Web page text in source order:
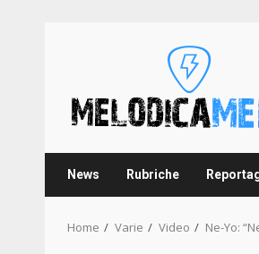
News Rubriche
Home Varie Video Ne-Yo: